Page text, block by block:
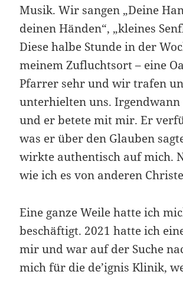
Musik. Wir sangen „Deine
deinen Händen“, „kleines
Diese halbe Stunde in der
meinem Zufluchtsort – eine
Pfarrer sehr und wir trafen
unterhielten uns.
und er betete mit mir. Er
was er über den Glauben
wirkte authentisch auf mich.
wie ich es von anderen
Eine ganze Weile hatte ich
beschäftigt. 2021 hatte ich
mir und war auf der Suche
mich für die de’ignis Klinik,